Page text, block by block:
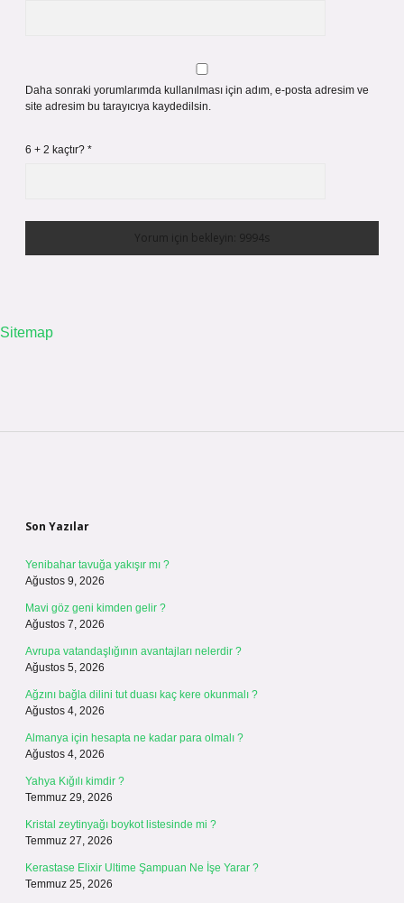
Daha sonraki yorumlarımda kullanılması için adım, e-posta adresim ve
site adresim bu tarayıcıya kaydedilsin.
6 + 2 kaçtır? *
Sitemap
Son Yazılar
Yenibahar tavuğa yakışır mı ?
Ağustos 9, 2026
Mavi göz geni kimden gelir ?
Ağustos 7, 2026
Avrupa vatandaşlığının avantajları nelerdir ?
Ağustos 5, 2026
Ağzını bağla dilini tut duası kaç kere okunmalı ?
Ağustos 4, 2026
Almanya için hesapta ne kadar para olmalı ?
Ağustos 4, 2026
Yahya Kığılı kimdir ?
Temmuz 29, 2026
Kristal zeytinyağı boykot listesinde mi ?
Temmuz 27, 2026
Kerastase Elixir Ultime Şampuan Ne İşe Yarar ?
Temmuz 25, 2026